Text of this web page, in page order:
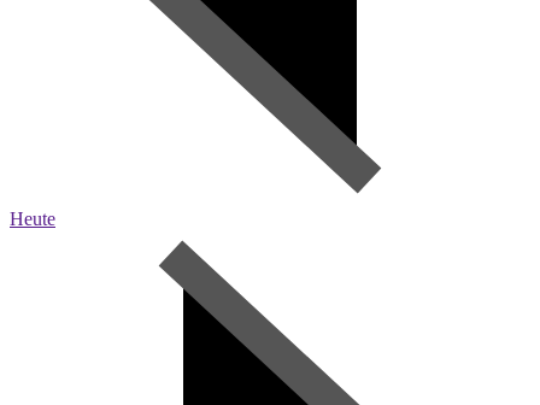
Heute